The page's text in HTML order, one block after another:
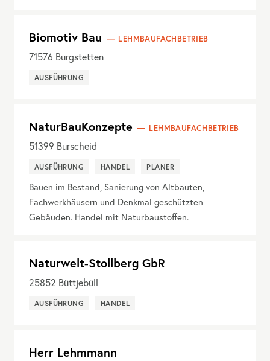
Biomotiv Bau LEHMBAUFACHBETRIEB
71576 Burgstetten
AUSFÜHRUNG
NaturBauKonzepte LEHMBAUFACHBETRIEB
51399 Burscheid
AUSFÜHRUNG HANDEL PLANER
Bauen im Bestand, Sanierung von Altbauten,
Fachwerkhäusern und Denkmal geschützten
Gebäuden. Handel mit Naturbaustoffen.
Naturwelt-Stollberg GbR
25852 Büttjebüll
AUSFÜHRUNG HANDEL
Herr Lehmmann